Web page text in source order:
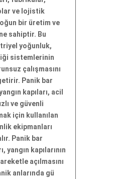
ve lojistik
bir üretim ve
sahiptir. Bu
yoğunluk,
sistemlerinin
çalışmasını
Panik bar
kapıları, acil
ve güvenli
için kullanılan
ekipmanları
Panik bar
yangın kapılarının
açılmasını
anlarında gü